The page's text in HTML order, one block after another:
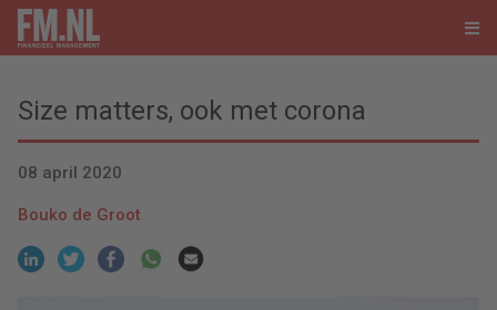
Size matters, ook met corona
08 april 2020
Bouko de Groot